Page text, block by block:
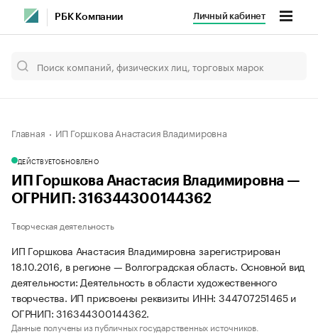
РБК Компании Личный кабинет
Главная ИП Горшкова Анастасия Владимировна
ДЕЙСТВУЕТОБНОВЛЕНО
ИП Горшкова Анастасия Владимировна —
ОГРНИП: 316344300144362
Творческая деятельность
ИП Горшкова Анастасия Владимировна зарегистрирован
18.10.2016, в регионе — Волгоградская область. Основной вид
деятельности: Деятельность в области художественного
творчества. ИП присвоены реквизиты ИНН: 344707251465 и
ОГРНИП: 316344300144362.
Данные получены из публичных государственных источников.